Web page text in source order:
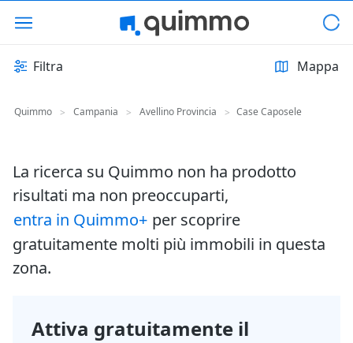
Filtra Mappa
Quimmo > Campania > Avellino Provincia > Case Caposele
La ricerca su Quimmo non ha prodotto
risultati ma non preoccuparti,
entra in Quimmo+ per scoprire
gratuitamente molti più immobili in questa
zona.
Attiva gratuitamente il